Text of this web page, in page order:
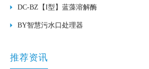
DC-BZ【I型】蓝藻溶解酶
BY智慧污水口处理器
推荐资讯